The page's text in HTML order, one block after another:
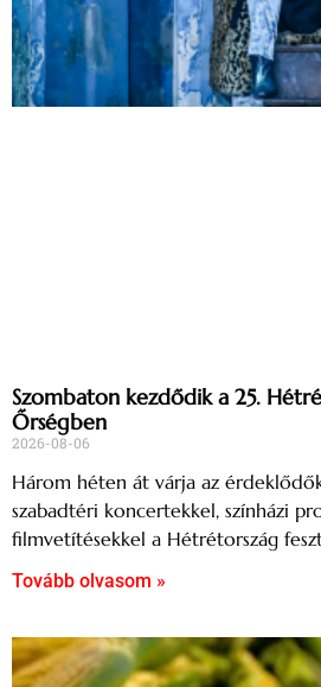
Szombaton kezdődik a 25.
Őrségben
2026-08-06
Három héten át várja az
szabadtéri koncertekkel, színházi
filmvetítésekkel a Hétrétország
Tovább olvasom »